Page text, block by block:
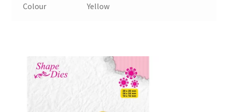
Colour Yellow